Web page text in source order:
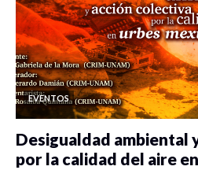
EVENTOS
Desigualdad ambiental
por la calidad del aire